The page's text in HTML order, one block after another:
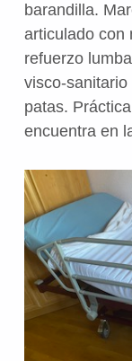
barandilla.
articulado con
refuerzo
visco-
patas.
encuentra en